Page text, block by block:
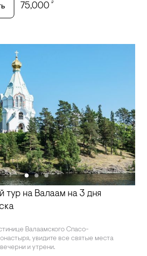
75,000 ₽
тур на Валаам на 3 дня
Валаамского Спасо-
увидите все святые места
и утрени.